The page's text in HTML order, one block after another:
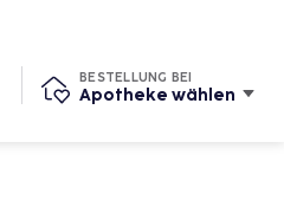
BESTELLUNG BEI
Apotheke wählen